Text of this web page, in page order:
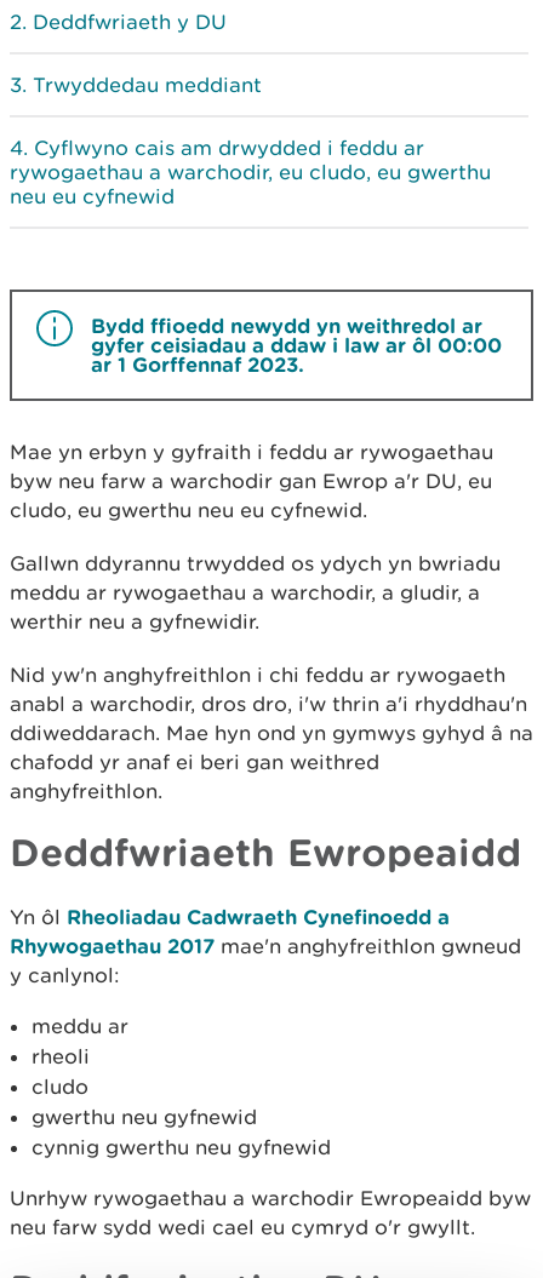
Deddfwriaeth y DU
Trwyddedau meddiant
Cyflwyno cais am drwydded i feddu ar
rywogaethau a warchodir, eu cludo, eu gwerthu
neu eu cyfnewid
Bydd ffioedd newydd yn weithredol ar
gyfer ceisiadau a ddaw i law ar ôl 00:00
ar 1 Gorffennaf 2023.
Mae yn erbyn y gyfraith i feddu ar rywogaethau
byw neu farw a warchodir gan Ewrop a'r DU, eu
cludo, eu gwerthu neu eu cyfnewid.
Gallwn ddyrannu trwydded os ydych yn bwriadu
meddu ar rywogaethau a warchodir, a gludir, a
werthir neu a gyfnewidir.
Nid yw'n anghyfreithlon i chi feddu ar rywogaeth
anabl a warchodir, dros dro, i'w thrin a'i rhyddhau'n
ddiweddarach. Mae hyn ond yn gymwys gyhyd â na
chafodd yr anaf ei beri gan weithred
anghyfreithlon.
Deddfwriaeth Ewropeaidd
Yn ôl Rheoliadau Cadwraeth Cynefinoedd a
Rhywogaethau 2017 mae'n anghyfreithlon gwneud
y canlynol:
meddu ar
rheoli
cludo
gwerthu neu gyfnewid
cynnig gwerthu neu gyfnewid
Unrhyw rywogaethau a warchodir Ewropeaidd byw
neu farw sydd wedi cael eu cymryd o'r gwyllt.